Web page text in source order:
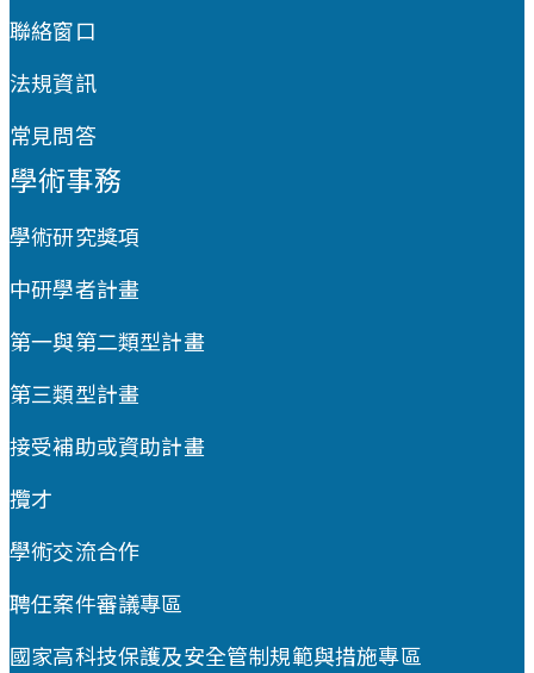
聯絡窗口
法規資訊
常見問答
學術事務
學術研究獎項
中研學者計畫
第一與第二類型計畫
第三類型計畫
接受補助或資助計畫
攬才
學術交流合作
聘任案件審議專區
國家高科技保護及安全管制規範與措施專區